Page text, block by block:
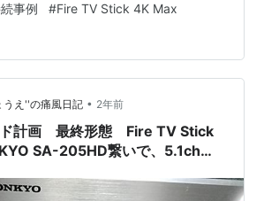
ろと行事事が多くて、ゆっくり休日映
ったからですね。 平日のYouTubeタ
ど音声の質を意識することがすくない
なっていま…
事例 #Fire TV Stick 4K Max
うえ''の痛風日記 • 2年前
ド計画 最終形態 Fire TV Stick
SA-205HD繋いで、5.1chサ